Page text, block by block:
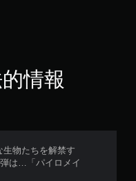
情報
物たちを解禁す
弾は…「パイロメイ